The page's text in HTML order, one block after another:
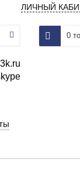
ЛИЧНЫЙ
0